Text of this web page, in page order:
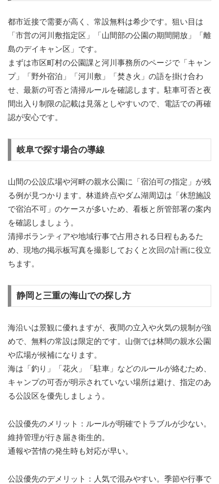
都市近接で需要が高く、常設無料は希少です。狙い目は
「市営の河川敷指定区」「山間部の公園の期間開放」「離
島のデイキャン区」です。
まずは市区町村の公園課と河川事務所のページで「キャン
プ」「野外宿泊」「河川敷」「焚き火」の語を掛け合わ
せ、最新の可否と清掃ルールを確認します。駐車可否と夜
間出入り制限の記載は見落としやすいので、電話での再確
認が安心です。
岐阜で探す場合の導線
山間の公設広場や河畔の親水公園に「宿泊可の指定」が残
る例が見つかります。林道終点やダム湖周辺は「休憩施設
で宿泊不可」のケースが多いため、看板と所管部署の案内
を確認しましょう。
清掃ボランティアや地域行事で占用される日程もあるた
め、現地の掲示板写真を撮影しておくと次回の計画に役立
ちます。
静岡と三重の海山での探し方
海沿いは景観に優れますが、夜間の立入や火気の規制が強
めで、無料の常設は限定的です。山側では林間の親水公園
や広場が候補になります。
海は「釣り」「花火」「駐車」などのルールが絡むため、
キャンプの可否が明示されていない場所は避け、指定のあ
る公設区を優先しましょう。
公設優先のメリット：ルールが明確でトラブルが少ない。
維持管理が行き届き衛生的。
通報や苦情の発生時も対応が早い。
公設優先のデメリット：人気で混みやすい。季節や行事で